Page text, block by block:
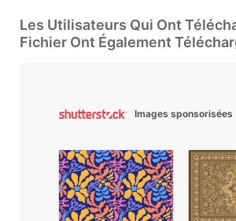
Les Utilisateurs Qui Ont
Fichier Ont Également
Images sponsorisées